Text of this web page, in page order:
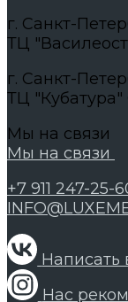
г. Санкт-
ТЦ
г. Санкт-
ТЦ "Кубатура"
Мы на связи
Мы на связи
+7 911 247-25-
Написать
Нас